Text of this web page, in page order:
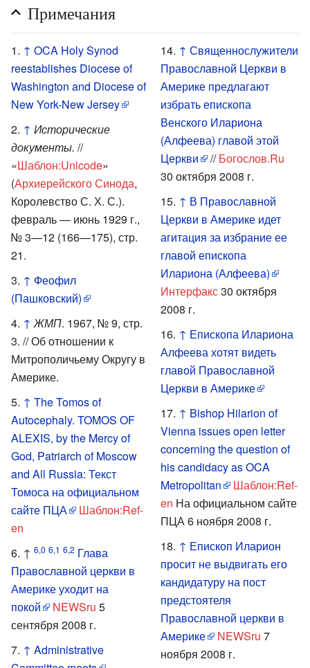
Примечания
↑ OCA Holy Synod
reestablishes Diocese of
Washington and Diocese of
New York-New Jersey
↑ Исторические
документы. //
«Шаблон:Unicode»
(Архиерейского Синода,
Королевство С. Х. С.).
февраль — июнь 1929 г.,
№ 3—12 (166—175), стр.
21.
↑ Феофил
(Пашковский)
↑ ЖМП. 1967, № 9, стр.
3. // Об отношении к
Митрополичьему Округу в
Америке.
↑ The Tomos of
Autocephaly. TOMOS OF
ALEXIS, by the Mercy of
God, Patriarch of Moscow
and All Russia: Текст
Томоса на официальном
сайте ПЦА
Шаблон:Ref-
en
↑ 6,0 6,1 6,2 Глава
Православной церкви в
Америке уходит на
покой
NEWSru 5
сентября 2008 г.
↑ Administrative
↑ Священнослужители
Православной Церкви в
Америке предлагают
избрать епископа
Венского Илариона
(Алфеева) главой этой
Церкви
//Богослов.Ru
30 октября 2008 г.
↑ В Православной
Церкви в Америке идет
агитация за избрание ее
главой епископа
Илариона (Алфеева)
Интерфакс30 октября
2008 г.
↑ Епископа Илариона
Алфеева хотят видеть
главой Православной
Церкви в Америке
↑ Bishop Hilarion of
Vienna issues open letter
concerning the question of
his candidacy as OCA
Metropolitan
Шаблон:Ref-
en На официальном сайте
ПЦА 6 ноября 2008 г.
↑ Епископ Иларион
просит не выдвигать его
кандидатуру на пост
предстоятеля
Православной церкви в
Америке
NEWSru 7
ноября 2008 г.